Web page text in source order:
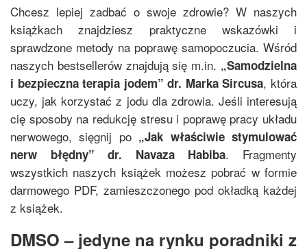
Chcesz lepiej zadbać o swoje zdrowie? W naszych
książkach znajdziesz praktyczne wskazówki i
sprawdzone metody na poprawę samopoczucia. Wśród
naszych bestsellerów znajdują się m.in. „Samodzielna
i bezpieczna terapia jodem”dr. Marka Sircusa, która
uczy, jak korzystać z jodu dla zdrowia. Jeśli interesują
cię sposoby na redukcję stresu i poprawę pracy układu
nerwowego, sięgnij po „Jak właściwie stymulować
nerw błędny”dr. Navaza Habiba. Fragmenty
wszystkich naszych książek możesz pobrać w formie
darmowego PDF, zamieszczonego pod okładką każdej
z książek.
DMSO – jedyne na rynku poradniki z